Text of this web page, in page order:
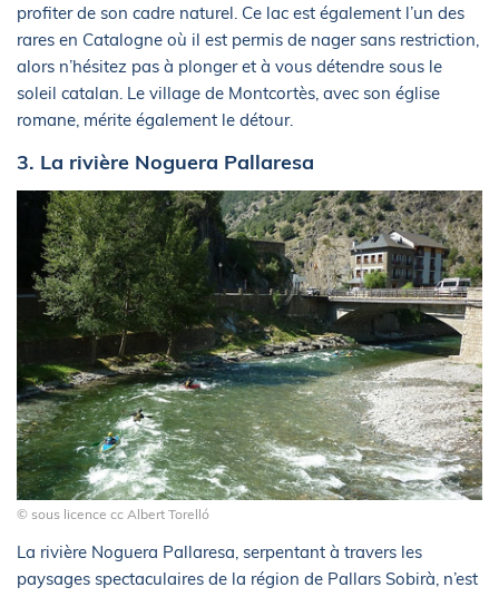
profiter de son cadre naturel. Ce lac est également l’un des
rares en Catalogne où il est permis de nager sans restriction,
alors n’hésitez pas à plonger et à vous détendre sous le
soleil catalan. Le village de Montcortès, avec son église
romane, mérite également le détour.
3. La rivière Noguera Pallaresa
© sous licence cc Albert Torelló
La rivière Noguera Pallaresa, serpentant à travers les
paysages spectaculaires de la région de Pallars Sobirà, n’est